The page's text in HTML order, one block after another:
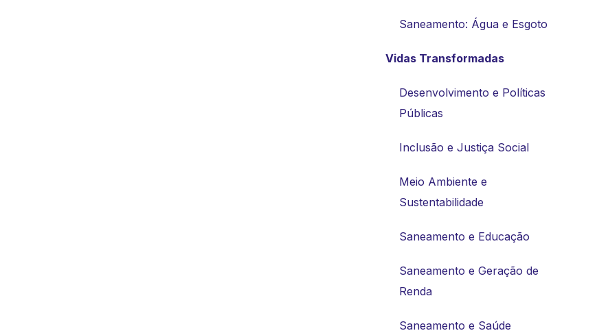
Saneamento: Água e Esgoto
Vidas Transformadas
Desenvolvimento e Políticas
Públicas
Inclusão e Justiça Social
Meio Ambiente e
Sustentabilidade
Saneamento e Educação
Saneamento e Geração de
Renda
Saneamento e Saúde